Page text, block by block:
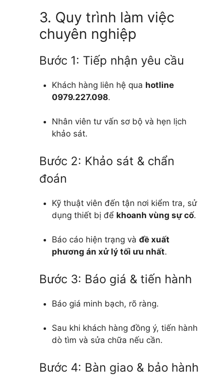
3. Quy trình làm việc
chuyên nghiệp
Bước 1: Tiếp nhận yêu cầu
Khách hàng liên hệ qua hotline
0979.227.098.
Nhân viên tư vấn sơ bộ và hẹn lịch
khảo sát.
Bước 2: Khảo sát & chẩn
đoán
Kỹ thuật viên đến tận nơi kiểm tra, sử
dụng thiết bị để khoanh vùng sự cố.
Báo cáo hiện trạng và đề xuất
phương án xử lý tối ưu nhất.
Bước 3: Báo giá & tiến hành
Báo giá minh bạch, rõ ràng.
Sau khi khách hàng đồng ý, tiến hành
dò tìm và sửa chữa nếu cần.
Bước 4: Bàn giao & bảo hành